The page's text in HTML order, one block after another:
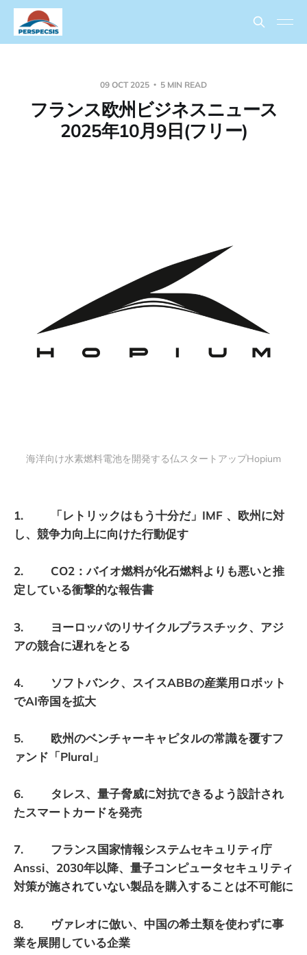
09 OCT 2025 5 MIN READ
フランス欧州ビジネスニュース
2025年10月9日(フリー)
海洋向け水素燃料電池を開発する仏スタートアップHopium
1. 「レトリックはもう十分だ」IMF 、欧州に対
し、競争力向上に向けた行動促す
2. CO2：バイオ燃料が化石燃料よりも悪いと推
定している衝撃的な報告書
3. ヨーロッパのリサイクルプラスチック、アジ
アの競合に遅れをとる
4. ソフトバンク、スイスABBの産業用ロボット
でAI帝国を拡大
5. 欧州のベンチャーキャピタルの常識を覆すフ
ァンド「Plural」
6. タレス、量子脅威に対抗できるよう設計され
たスマートカードを発売
7. フランス国家情報システムセキュリティ庁
Anssi、2030年以降、量子​​コンピュータセキュリティ
対策が施されていない製品を購入することは不可能に
8. ヴァレオに倣い、中国の希土類を使わずに事
業を展開している企業